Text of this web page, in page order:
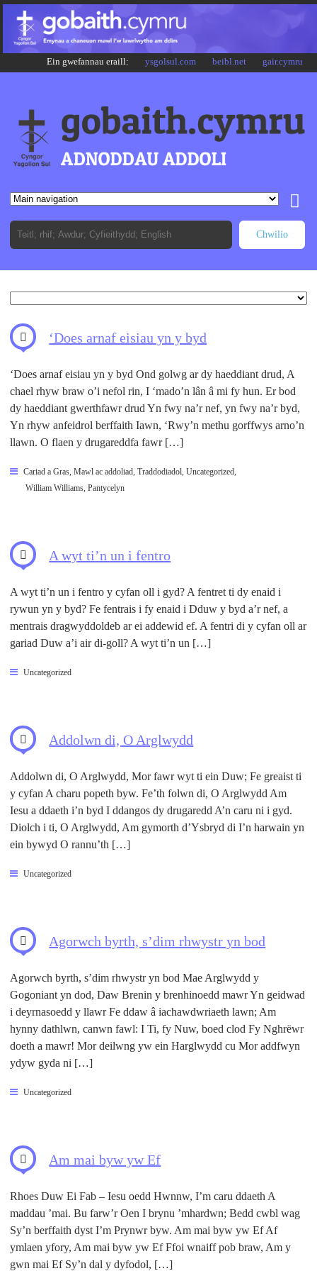
Ein gwefannau eraill: ysgolsul.com beibl.net gair.cymru
‘Does arnaf eisiau yn y byd
‘Does arnaf eisiau yn y byd Ond golwg ar dy haeddiant drud, A
chael rhyw braw o’i nefol rin, I ‘mado’n lân â mi fy hun. Er bod
dy haeddiant gwerthfawr drud Yn fwy na’r nef, yn fwy na’r byd,
Yn rhyw anfeidrol berffaith Iawn, ‘Rwy’n methu gorffwys arno’n
llawn. O flaen y drugareddfa fawr […]
Cariad a Gras Mawl ac addoliad Traddodiadol Uncategorized
William Williams, Pantycelyn
A wyt ti’n un i fentro
A wyt ti’n un i fentro y cyfan oll i gyd? A fentret ti dy enaid i
rywun yn y byd? Fe fentrais i fy enaid i Dduw y byd a’r nef, a
mentrais dragwyddoldeb ar ei addewid ef. A fentri di y cyfan oll ar
gariad Duw a’i air di-goll? A wyt ti’n un […]
Uncategorized
Addolwn di, O Arglwydd
Addolwn di, O Arglwydd, Mor fawr wyt ti ein Duw; Fe greaist ti
y cyfan A charu popeth byw. Fe’th folwn di, O Arglwydd Am
Iesu a ddaeth i’n byd I ddangos dy drugaredd A’n caru ni i gyd.
Diolch i ti, O Arglwydd, Am gymorth d’Ysbryd di I’n harwain yn
ein bywyd O rannu’th […]
Uncategorized
Agorwch byrth, s’dim rhwystr yn bod
Agorwch byrth, s’dim rhwystr yn bod Mae Arglwydd y
Gogoniant yn dod, Daw Brenin y brenhinoedd mawr Yn geidwad
i deyrnasoedd y llawr Fe ddaw â iachawdwriaeth lawn; Am
hynny dathlwn, canwn fawl: I Ti, fy Nuw, boed clod Fy Nghrëwr
doeth a mawr! Mor deilwng yw ein Harglwydd cu Mor addfwyn
ydyw gyda ni […]
Uncategorized
Am mai byw yw Ef
Rhoes Duw Ei Fab – Iesu oedd Hwnnw, I’m caru ddaeth A
maddau ’mai. Bu farw’r Oen I brynu ’mhardwn; Bedd cwbl wag
Sy’n berffaith dyst I’m Prynwr byw. Am mai byw yw Ef Af
ymlaen yfory, Am mai byw yw Ef Ffoi wnaiff pob braw, Am y
gwn mai Ef Sy’n dal y dyfodol, […]